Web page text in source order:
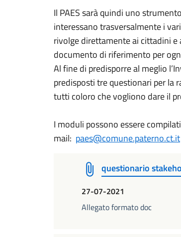
Il PAES sarà quindi uno
interessano trasversalmente i
rivolge direttamente ai cittadini
documento di riferimento per
Al fine di predisporre al meglio
predisposti tre questionari per la
tutti coloro che vogliono dare il
I moduli possono essere
mail: paes@comune.paterno.ct.it
questionario
27-07-2021
Allegato formato doc